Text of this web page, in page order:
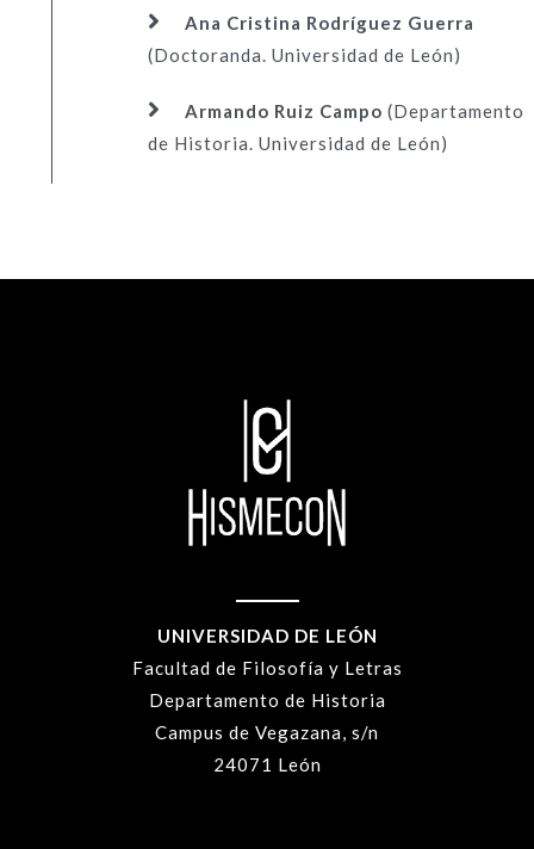
Ana Cristina Rodríguez Guerra
(Doctoranda. Universidad de León)
Armando Ruiz Campo (Departamento
de Historia. Universidad de León)
UNIVERSIDAD DE LEÓN
Facultad de Filosofía y Letras
Departamento de Historia
Campus de Vegazana, s/n
24071 León